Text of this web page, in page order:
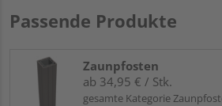
Passende Produkte
Zaunpfosten
ab 34,95 € / Stk.
gesamte Kategorie